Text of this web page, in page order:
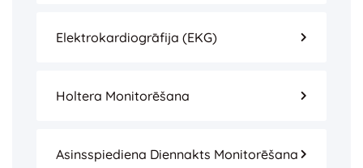
Elektrokardiogrāfija (EKG)
Holtera Monitorēšana
Asinsspiediena Diennakts Monitorēšana